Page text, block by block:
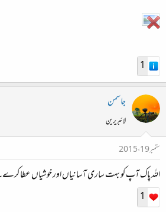
1
جاسمن
لائبریرین
ستمبر 19، 2015
اللہ پاک آپ کو بہت ساری آسانیاں اور خوشیاں عطا
1